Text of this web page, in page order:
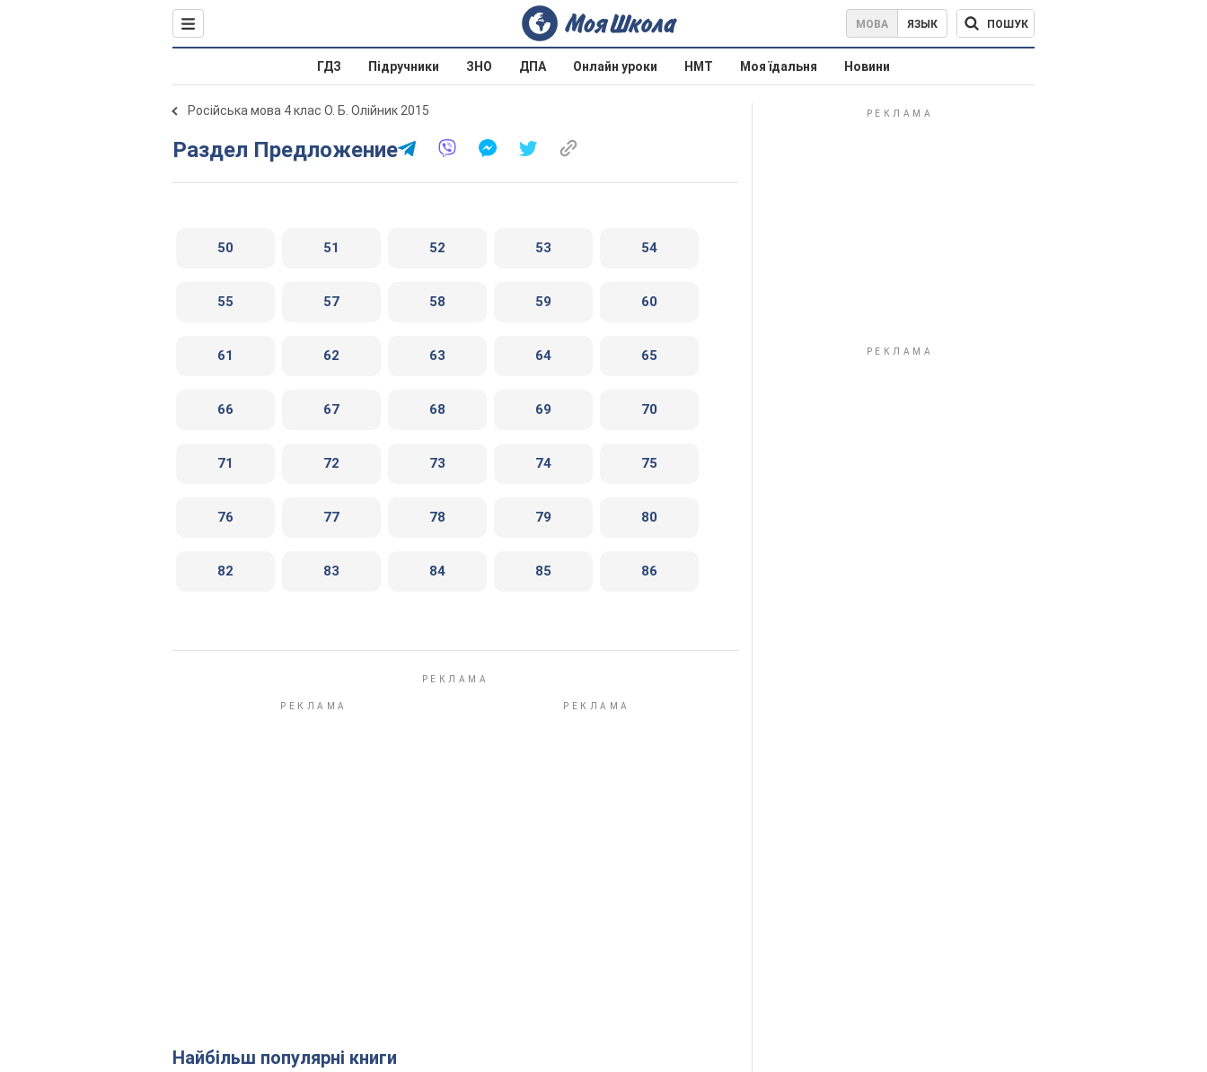
МОВА ЯЗЫК ПОШУК
ГДЗ Підручники ЗНО ДПА Онлайн уроки НМТ Моя їдальня Новини
Російська мова 4 клас О. Б. Олійник 2015
Раздел Предложение
50 51 52 53 54
55 57 58 59 60
61 62 63 64 65
66 67 68 69 70
71 72 73 74 75
76 77 78 79 80
82 83 84 85 86
Найбільш популярні книги